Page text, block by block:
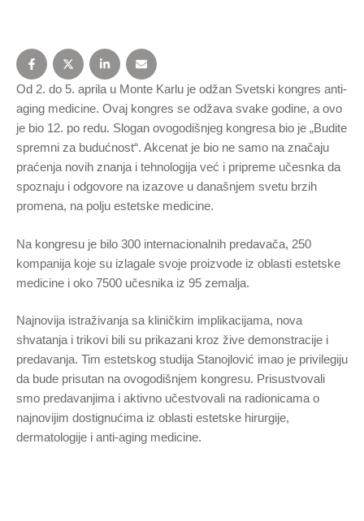
Od 2. do 5. aprila u Monte Karlu je odžan Svetski kongres anti-
aging medicine. Ovaj kongres se odžava svake godine, a ovo
je bio 12. po redu. Slogan ovogodišnjeg kongresa bio je „Budite
spremni za budućnost“. Akcenat je bio ne samo na značaju
praćenja novih znanja i tehnologija već i pripreme učesnka da
spoznaju i odgovore na izazove u današnjem svetu brzih
promena, na polju estetske medicine.
Na kongresu je bilo 300 internacionalnih predavača, 250
kompanija koje su izlagale svoje proizvode iz oblasti estetske
medicine i oko 7500 učesnika iz 95 zemalja.
Najnovija istraživanja sa kliničkim implikacijama, nova
shvatanja i trikovi bili su prikazani kroz žive demonstracije i
predavanja. Tim estetskog studija Stanojlović imao je privilegiju
da bude prisutan na ovogodišnjem kongresu. Prisustvovali
smo predavanjima i aktivno učestvovali na radionicama o
najnovijim dostignućima iz oblasti estetske hirurgije,
dermatologije i anti-aging medicine.